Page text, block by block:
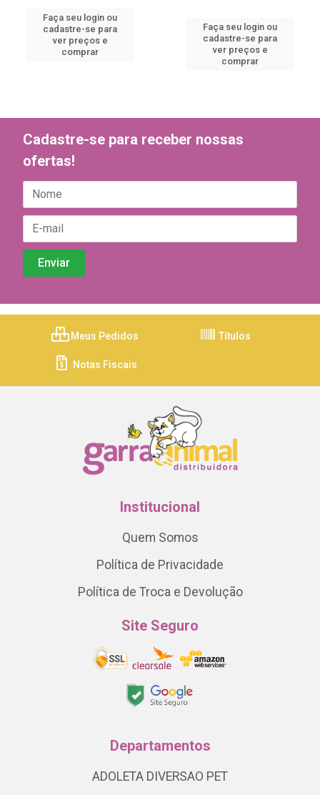
Faça seu login ou
cadastre-se para
ver preços e
comprar
Faça seu login ou
cadastre-se para
ver preços e
comprar
Cadastre-se para receber nossas
ofertas!
Meus Pedidos Títulos
Notas Fiscais
Institucional
Quem Somos
Política de Privacidade
Política de Troca e Devolução
Site Seguro
Departamentos
ADOLETA DIVERSAO PET